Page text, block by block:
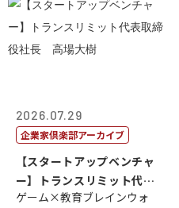
2026.07.29
企業家倶楽部アーカイブ
【スタートアップベンチャ
ー】トランスリミット代表
取締役社長 ...
ゲーム×教育ブレインウォ